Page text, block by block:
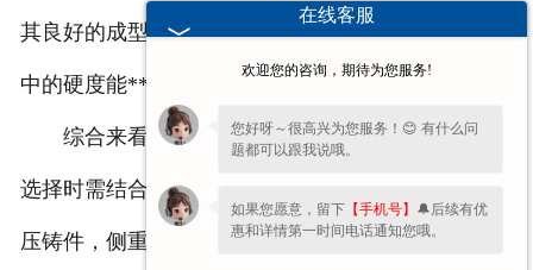
其良好的成型性可满足复杂结构的制作需求，同时适
中的硬度能******使用中的稳定性。
综合来看，河南铝压铸件与锌压铸件各有优势，
选择时需结合具体需求 —— 注重轻量化与散热选铝
压铸件，侧重精密结构与韧性选锌压铸件，才能更好
在线客服
欢迎您的咨询，期待为您服务!
您好呀～很高兴为您服务！😊 有什么问
题都可以跟我说哦。
如果您愿意，留下 【手机号】 🔔后续有优
惠和详情第一时间电话通知您哦。